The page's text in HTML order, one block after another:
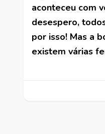
aconteceu com
desespero,
por isso! Mas a
existem várias